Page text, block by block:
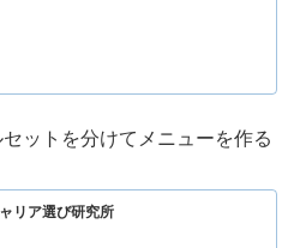
ットを分けてメニューを作る
リア選び研究所